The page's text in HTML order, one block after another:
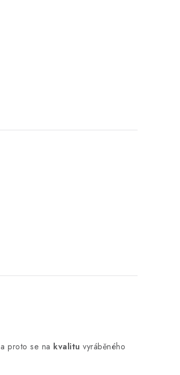
a proto se na kvalitu vyráběného